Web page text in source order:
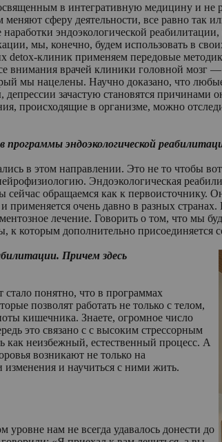
в интегративную медицину и не
сферу деятельности, все равно так
эндоэкологической
мы, конечно, будем использовать в
detox-клиник применяем передовые
внимания врачей клиники головной мозг
мы нацелены. Научно доказано, что
зачастую становятся причинами
происходящие в организме, можно
программы эндоэкологической
в этом направлении. Это не то чтобы
Эндоэкологическая
обращаемся как к первоисточнику.
применяется очень давно в разных
лечение. Говорить о том, что мы
дополнительно присоединяется
Причем здесь
понятно, что в программах
позволят работать не только с телом,
кишечника. Знаете, огромное число
это связано с с высоким стрессорным
как неизбежный, естественный процесс. А
возникают не только на
изменения и научиться с ними жить.
нам не всегда удавалось донести до